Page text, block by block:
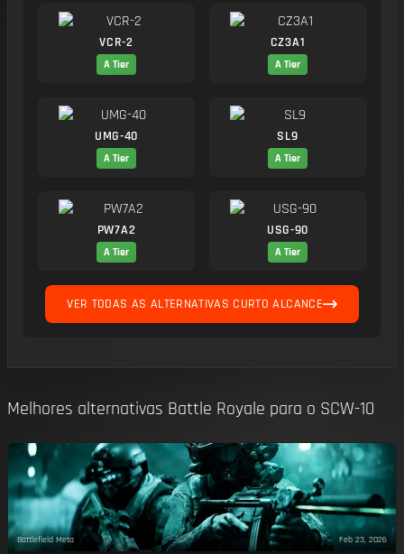
VCR-2
A Tier
CZ3A1
A Tier
UMG-40
A Tier
SL9
A Tier
PW7A2
A Tier
USG-90
A Tier
VER TODAS AS ALTERNATIVAS CURTO ALCANCE
Melhores alternativas Battle Royale para o SCW-10
Battlefield Meta Feb 23, 2026